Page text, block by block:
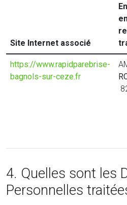
Site Internet associé
https://www.rapidparebrise-
bagnols-sur-ceze.fr
4. Quelles sont les
Personnelles